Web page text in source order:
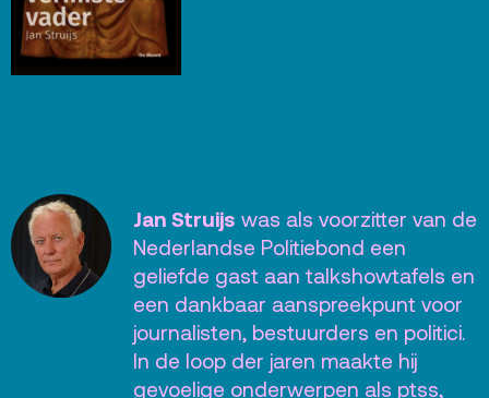
Jan Struijs was als voorzitter van de
Nederlandse Politiebond een
geliefde gast aan talkshowtafels en
een dankbaar aanspreekpunt voor
journalisten, bestuurders en politici.
In de loop der jaren maakte hij
gevoelige onderwerpen als ptss,